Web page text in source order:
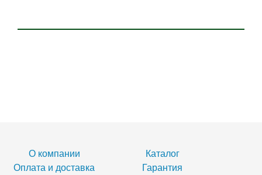
О компании
Каталог
Оплата и доставка
Гарантия